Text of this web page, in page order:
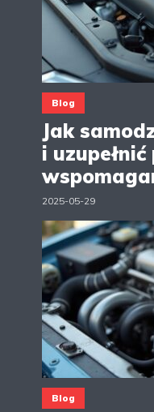
Blog
Jak
i uzupełnić
2025-05-29
Blog